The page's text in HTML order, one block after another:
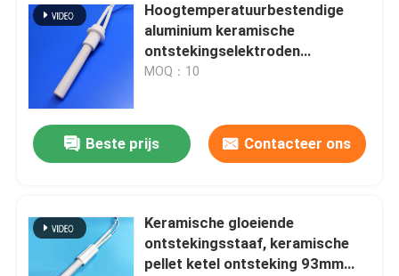
Video's
VR toon
Ongeveer ons
Fabrieksreis
Hoogtemperatuurbestendige
aluminium keramische
ontstekingselektroden
Vuurstekker voor pelletkachel
MOQ：10
Beste prijs Contacteer ons
Keramische gloeiende
ontstekingsstaaf, keramische
pellet ketel ontsteking 93mm